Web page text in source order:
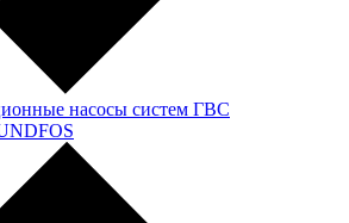
насосы систем ГВС